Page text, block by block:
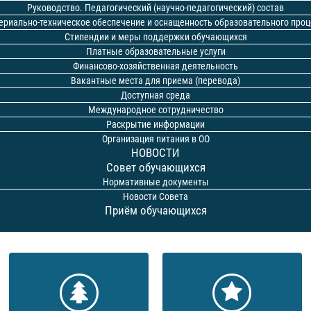
Руководство. Педагогический (научно-педагогический) состав
техническое обеспечение и оснащенность образовательного
Стипендии и меры поддержки обучающихся
Платные образовательные услуги
Финансово-хозяйственная деятельность
Вакантные места для приема (перевода)
Доступная среда
Международное сотрудничество
Раскрытие информации
Организация питания в ОО
НОВОСТИ
Совет обучающихся
Нормативные документы
Новости Совета
Приём обучающихся